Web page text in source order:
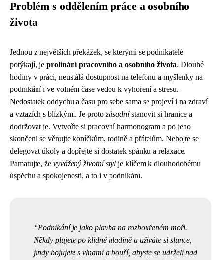
Problém s oddělením práce a osobního
života
Jednou z největších překážek, se kterými se podnikatelé
potýkají, je prolínání pracovního a osobního života. Dlouhé
hodiny v práci, neustálá dostupnost na telefonu a myšlenky na
podnikání i ve volném čase vedou k vyhoření a stresu.
Nedostatek oddychu a času pro sebe sama se projeví i na zdraví
a vztazích s blízkými. Je proto zásadnístanovit si hranice a
dodržovat je. Vytvořte si pracovní harmonogram a po jeho
skončení se věnujte koníčkům, rodině a přátelům. Nebojte se
delegovat úkoly a dopřejte si dostatek spánku a relaxace.
Pamatujte, že vyvážený životní styl je klíčem k dlouhodobému
úspěchu a spokojenosti, a to i v podnikání.
Podnikání je jako plavba na rozbouřeném moři.
Někdy plujete po klidné hladině a užíváte si slunce,
jindy bojujete s vlnami a bouří, abyste se udrželi nad